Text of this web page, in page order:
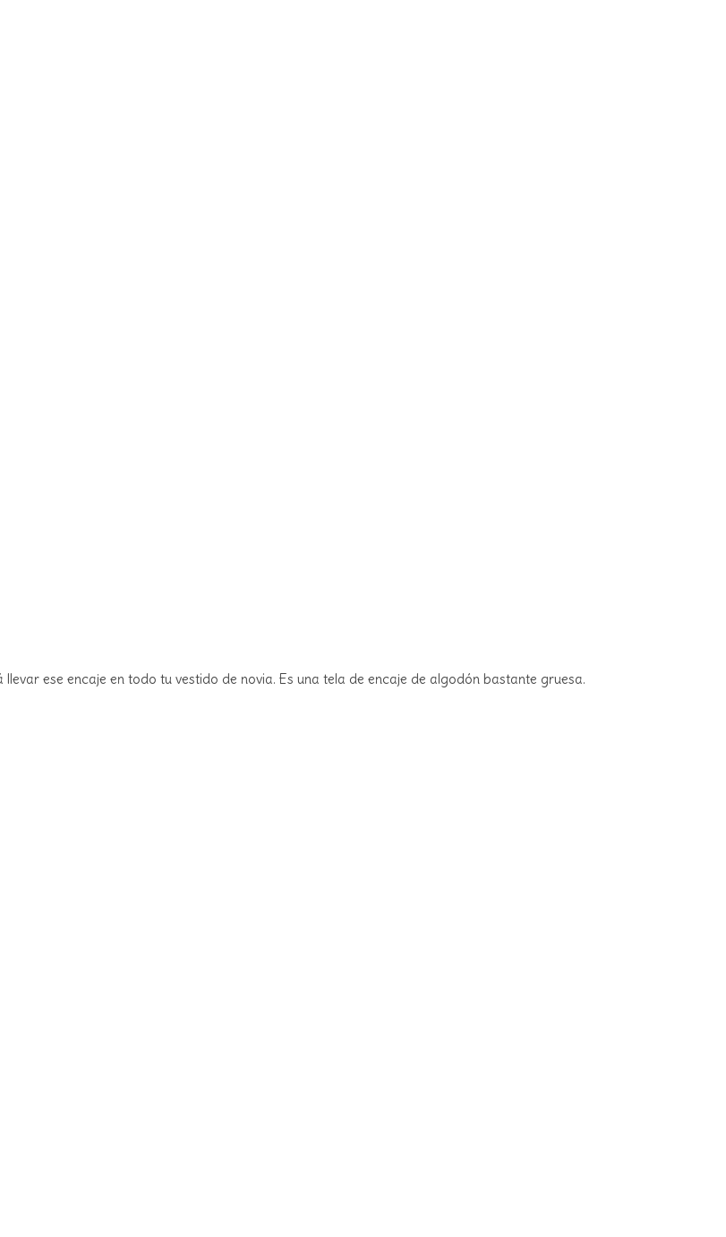
ese encaje en todo tu vestido de novia. Es una tela de encaje de algodón bastante gruesa.